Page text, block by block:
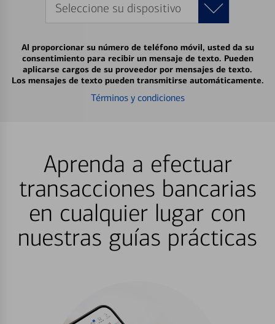
Seleccione su dispositivo
Al proporcionar su número de teléfono móvil, usted da su
consentimiento para recibir un mensaje de texto. Pueden
aplicarse cargos de su proveedor por mensajes de texto.
Los mensajes de texto pueden transmitirse automáticamente.
Términos y condiciones
Aprenda a efectuar
transacciones bancarias
en cualquier lugar con
nuestras guías prácticas